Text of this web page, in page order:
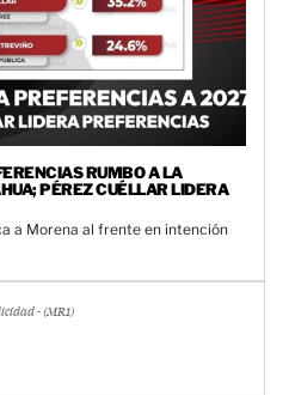
RUMBO A LA
PÉREZ CUÉLLAR LIDERA
a Morena al frente en intención
- (MR1)